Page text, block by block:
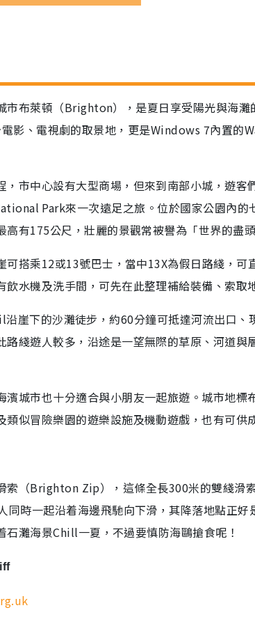
市布萊頓（Brighton），是夏日享受陽光與海
影、電視劇的取景地，更是Windows 7內置的
，市中心設有大型商場，但來到南部小城，遊客
Park來一次遠足之旅。位於國家公園內的
高有175公尺，壯麗的景觀常被譽為「世界的盡
可搭乘12或13號巴士，當中13X為假日路綫，
飲水機及洗手間，可先在此整理補給裝備、索取
崖下的沙灘徒步，約60分鐘可抵達河流出口
綫遊人較多，沿途是一望無際的草原、河道與
城市也十分適合與小朋友一起旅遊。城市地標
類似冒險樂園的遊樂設施及機動遊戲，也有可供
索（Brighton Zip），這條全長300米的雙綫滑
同時一起沿着海邊飛馳向下滑，其降落地點正
石灘海景Chill一夏，不過要慎防海鷗搶食呢！